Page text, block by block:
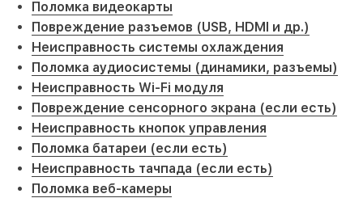
Поломка видеокарты
Повреждение разъемов (USB, HDMI и др.)
Неисправность системы охлаждения
Поломка аудиосистемы (динамики, разъемы)
Неисправность Wi-Fi модуля
Повреждение сенсорного экрана (если есть)
Неисправность кнопок управления
Поломка батареи (если есть)
Неисправность тачпада (если есть)
Поломка веб-камеры